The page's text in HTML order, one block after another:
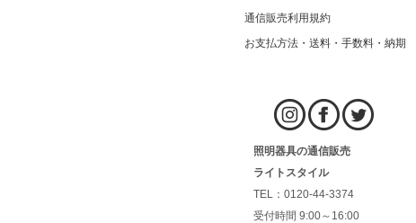
通信販売利用規約
お支払方法・送料・手数料・納期
照明器具の通信販売
ライトスタイル
TEL：0120-44-3374
受付時間 9:00～16:00